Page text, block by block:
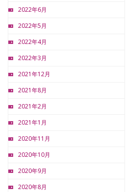
2022年6月
2022年5月
2022年4月
2022年3月
2021年12月
2021年8月
2021年2月
2021年1月
2020年11月
2020年10月
2020年9月
2020年8月